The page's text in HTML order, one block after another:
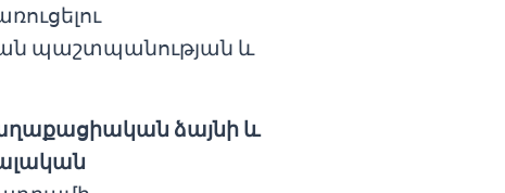
պաշտպանության և
ձայնի և